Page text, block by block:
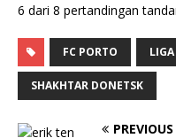
6 dari 8 pertandingan
FC PORTO
SHAKHTAR DONETSK
PREVIOUS